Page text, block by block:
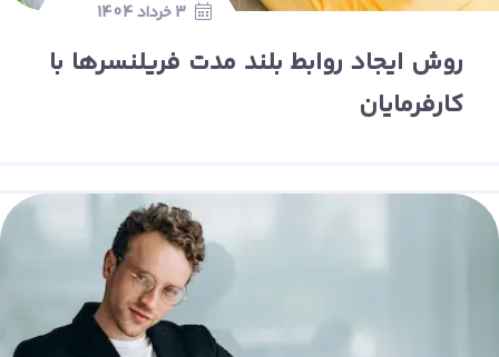
3 خرداد 1404
روش ایجاد روابط بلند مدت فریلنسرها با
کارفرمایان